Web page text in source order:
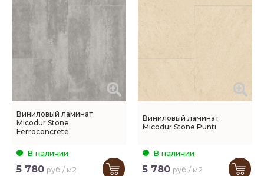
Виниловый ламинат
Micodur Stone
Ferroconcrete
В наличии
5 780 руб / м2
Виниловый ламинат
Micodur Stone Punti
В наличии
5 780 руб / м2